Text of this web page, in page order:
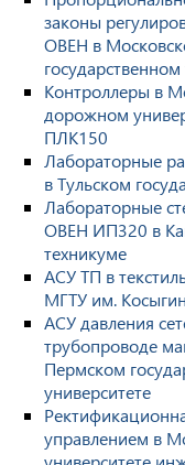
законы
ОВЕН в
Контроллеры в
дорожном
ПЛК150
Лабораторные
в Тульском
Лабораторные
ОВЕН ИП320 в
техникуме
АСУ ТП в
МГТУ им.
АСУ давления
трубопроводе
Пермском
университете
управлением в